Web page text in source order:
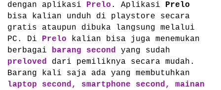
dengan aplikasi Prelo . Aplikasi Prelo
bisa kalian unduh di playstore secara
gratis ataupun dibuka langsung melalui
PC. Di Prelo
kalian bisa juga menemukan
berbagai barang second
yang sudah
preloved
dari pemiliknya secara mudah.
Barang kali saja ada yang membutuhkan
laptop second, smartphone second, mainan